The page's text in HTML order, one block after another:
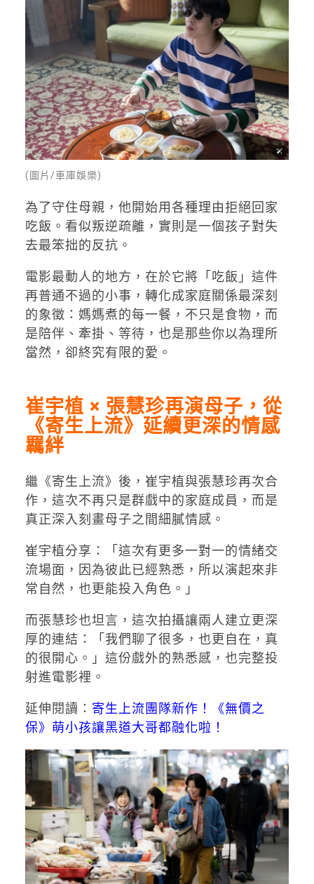
(圖片/車庫娛樂)
為了守住母親，他開始用各種理由拒絕回家
吃飯。看似叛逆疏離，實則是一個孩子對失
去最笨拙的反抗。
電影最動人的地方，在於它將「吃飯」這件
再普通不過的小事，轉化成家庭關係最深刻
的象徵：媽媽煮的每一餐，不只是食物，而
是陪伴、牽掛、等待，也是那些你以為理所
當然，卻終究有限的愛。
崔宇植 × 張慧珍再演母子，從
《寄生上流》延續更深的情感
羈絆
繼《寄生上流》後，崔宇植與張慧珍再次合
作，這次不再只是群戲中的家庭成員，而是
真正深入刻畫母子之間細膩情感。
崔宇植分享：「這次有更多一對一的情緒交
流場面，因為彼此已經熟悉，所以演起來非
常自然，也更能投入角色。」
而張慧珍也坦言，這次拍攝讓兩人建立更深
厚的連結：「我們聊了很多，也更自在，真
的很開心。」這份戲外的熟悉感，也完整投
射進電影裡。
延伸閱讀： 寄生上流團隊新作！《無價之
保》萌小孩讓黑道大哥都融化啦！